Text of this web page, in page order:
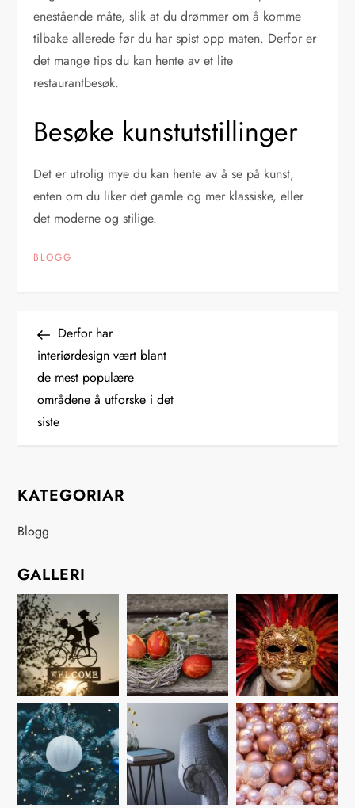
enestående måte, slik at du drømmer om å komme
tilbake allerede før du har spist opp maten. Derfor er
det mange tips du kan hente av et lite
restaurantbesøk.
Besøke kunstutstillinger
Det er utrolig mye du kan hente av å se på kunst,
enten om du liker det gamle og mer klassiske, eller
det moderne og stilige.
BLOGG
I
n
n
e
g
g
s
n
a
v
i
g
Previous
Post
Derfor har
interiørdesign vært blant
de mest populære
områdene å utforske i det
siste
KATEGORIAR
Blogg
GALLERI